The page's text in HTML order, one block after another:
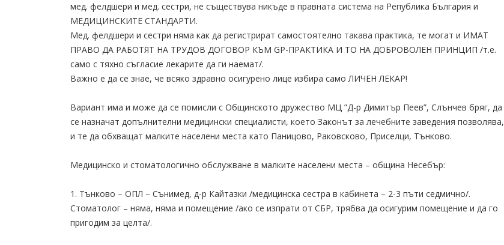
мед. фелдшери и мед. сестри, не съществува никъде в правната система на Република България и
МЕДИЦИНСКИТЕ СТАНДАРТИ.
Мед. фелдшери и сестри няма как да регистрират самостоятелно такава практика, те могат и ИМАТ
ПРАВО ДА РАБОТЯТ НА ТРУДОВ ДОГОВОР КЪМ GP-ПРАКТИКА И ТО НА ДОБРОВОЛЕН ПРИНЦИП /т.е.
само с тяхно съгласие лекарите да ги наемат/.
Важно е да се знае, че всяко здравно осигурено лице избира само ЛИЧЕН ЛЕКАР!
Вариант има и може да се помисли с Общинското дружество МЦ ”Д-р Димитър Пеев”, Слънчев бряг, да
се назначат допълнителни медицински специалисти, което Законът за лечебните заведения позволява,
и те да обхващат малките населени места като Паницово, Раковсково, Приселци, Тънково.
Медицинско и стоматологично обслужване в малките населени места – община Несебър:
1. Тънково – ОПЛ – Сънимед, д-р Кайтазки /медицинска сестра в кабинета – 2-3 пъти седмично/.
Стоматолог – няма, няма и помещение /ако се изпрати от СБР, трябва да осигурим помещение и да го
пригодим за целта/.